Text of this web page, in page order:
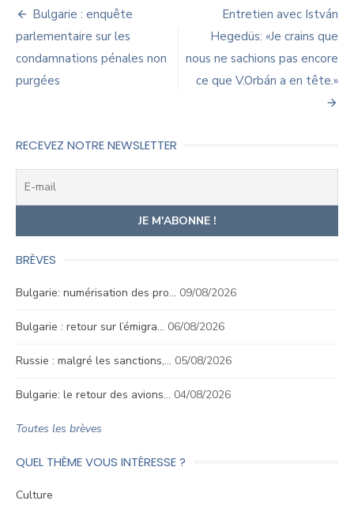
Navigation
de
l’article
Bulgarie : enquête
parlementaire sur les
condamnations pénales non
purgées
Entretien avec István
Hegedüs: «Je crains que
nous ne sachions pas encore
ce que V.Orbán a en tête.»
RECEVEZ NOTRE NEWSLETTER
BRÈVES
Bulgarie: numérisation des pro… 09/08/2026
Bulgarie : retour sur l’émigra… 06/08/2026
Russie : malgré les sanctions,… 05/08/2026
Bulgarie: le retour des avions… 04/08/2026
Toutes les brèves
QUEL THÈME VOUS INTÉRESSE ?
Culture